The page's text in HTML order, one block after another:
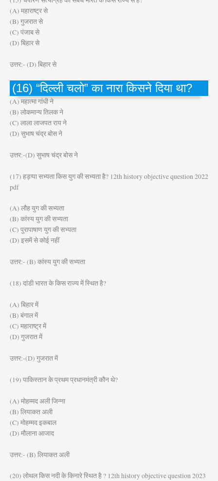
(A) महाराष्ट्र से
(B) गुजरात से
(C) पंजाब से
(D) बिहार से
उत्तर:- (D) बिहार से
(16) “दिल्ली चलो” का नारा किसने दिया था?
(A) महात्मा गांधी ने
(B) लोकमान्य तिलक ने
(C) लाला लाजपत राय ने
(D) सुभाष चंद्र बोस ने
उत्तर:-(D) सुभाष चंद्र बोस ने
(17) हड़प्पा सभ्यता किस युग की सभ्यता है? 12th history objective question 2022
pdf
(A) लौह युग की सभ्यता
(B) कांस्य युग की सभ्यता
(C) पुरापाषाण युग की सभ्यता
(D) इसमें से कोई नहीं
उत्तर:- (B) कांस्य युग की सभ्यता
(18) दांडी भारत के किस राज्य में स्थित है?
(A) बिहार में
(B) बंगाल में
(C) महाराष्ट्र में
(D) गुजरात में
उत्तर:-(D) गुजरात में
(19) पाकिस्तान के प्रथम प्रधानमंत्री कौन थे?
(A) मोहम्मद अली जिन्ना
(B) लियाकत अली
(C) मोहम्मद इकबाल
(D) मौलाना आजाद
उत्तर:- (B) लियाकत अली
(20) लोथल किस नदी के किनारे स्थित है ? 12th history objective question 2023